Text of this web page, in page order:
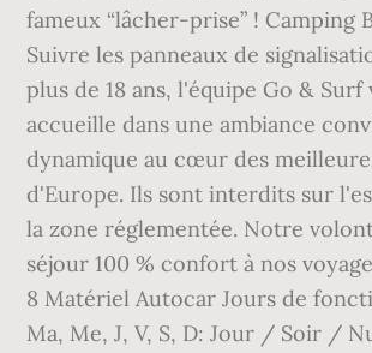
fameux “lâcher-prise” ! Camping
Suivre les panneaux de
plus de 18 ans, l'équipe Go & Surf
accueille dans une ambiance
dynamique au cœur des
d'Europe. Ils sont interdits sur
la zone réglementée. Notre
séjour 100 % confort à nos
8 Matériel Autocar Jours de
Ma, Me, J, V, S, D: Jour / Soir /